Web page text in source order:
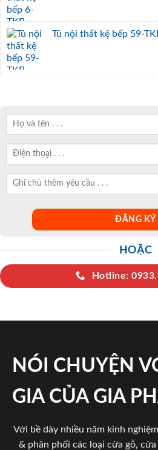
Tủ nội thất kệ bếp 59-
HOẶC
Hotline:
NÓI CHUYỆN
GIA CỦA GIA
Với bề dày nhiều năm kinh
& phân phối các loại cửa gỗ,